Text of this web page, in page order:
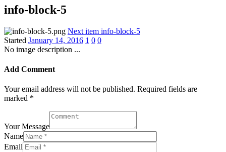
info-block-5
Next item info-block-5
Started January 14, 2016 1 0 0
No image description ...
Add Comment
Your email address will not be published. Required fields are
marked *
Your Message
Name
Email